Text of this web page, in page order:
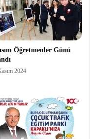
Öğretmenler Günü
2024